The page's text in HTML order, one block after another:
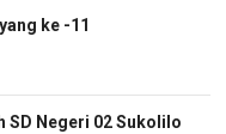
ke -11
SD Negeri 02 Sukolilo